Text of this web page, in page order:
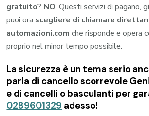
gratuito? NO. Questi servizi di pagano,
puoi ora scegliere di chiamare
automazioni.com che risponde e opera
proprio nel minor tempo possibile.
La sicurezza è un tema serio
parla di cancello scorrevole
e di cancelli o basculanti per
0289601329 adesso!